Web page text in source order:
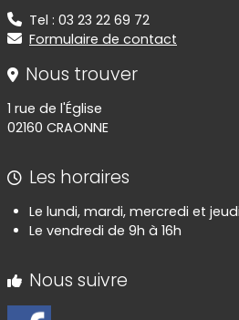
Tel : 03 23 22 69 72
Formulaire de contact
Nous trouver
1 rue de l'Église
02160 CRAONNE
Les horaires
Le lundi, mardi, mercredi et
Le vendredi de 9h à 16h
Nous suivre